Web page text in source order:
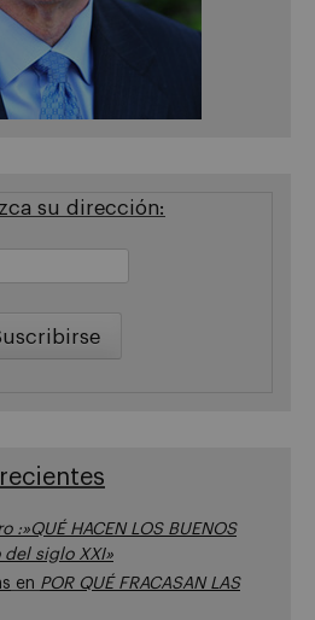
su dirección:
:»QUÉ HACEN LOS BUENOS
del siglo XXI»
en POR QUÉ FRACASAN LAS